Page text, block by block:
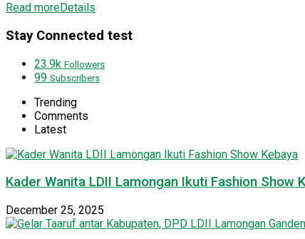
Read moreDetails
Stay Connected test
23.9k Followers
99 Subscribers
Trending
Comments
Latest
Kader Wanita LDII Lamongan Ikuti Fashion Show
December 25, 2025